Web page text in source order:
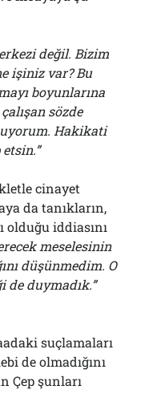
değil. Bizim
işiniz var? Bu
boyunlarına
sözde
Hakikati
cinayet
da tanıkların,
olduğu iddiasını
meselesinin
düşünmedim. O
de duymadık.”
suçlamaları
de olmadığını
Çep şunları